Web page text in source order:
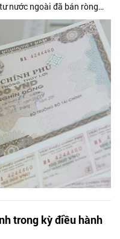
nước ngoài đã bán ròng
trong kỳ điều hành